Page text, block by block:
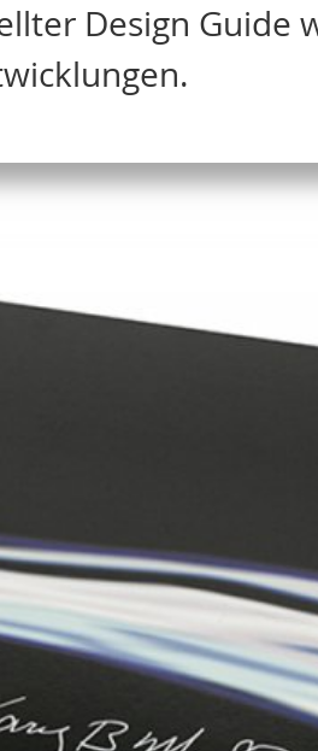
Design Guide